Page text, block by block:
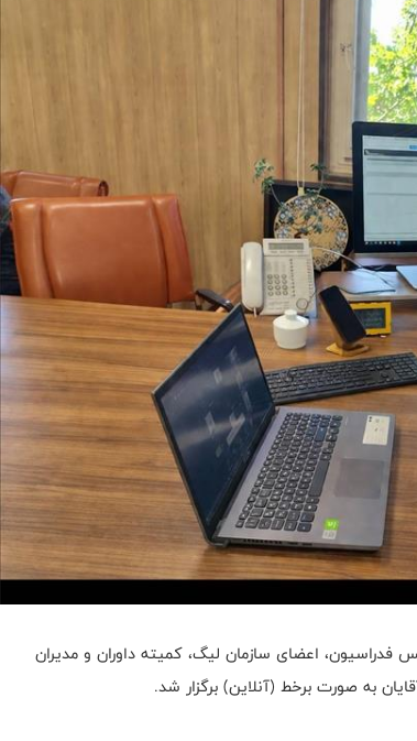
اعضای سازمان لیگ، کمیته داوران و مدیران
به صورت برخط (آنلاین) برگزار شد.